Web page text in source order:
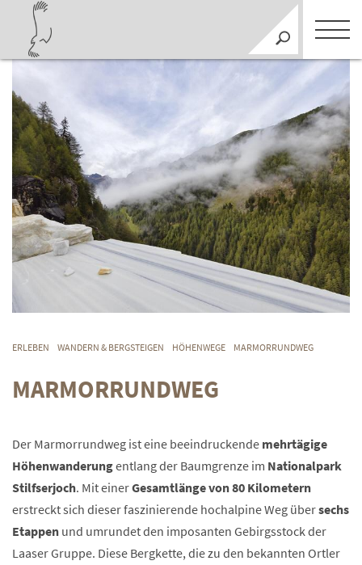
ERLEBEN WANDERN & BERGSTEIGEN HÖHENWEGE MARMORRUNDWEG
MARMORRUNDWEG
Der Marmorrundweg ist eine beeindruckende mehrtägige
Höhenwanderungentlang der Baumgrenze im Nationalpark
Stilfserjoch. Mit einerGesamtlänge von 80 Kilometern
erstreckt sich dieser faszinierende hochalpine Weg übersechs
Etappen und umrundet den imposanten Gebirgsstock der
Laaser Gruppe. Diese Bergkette, die zu den bekannten Ortler